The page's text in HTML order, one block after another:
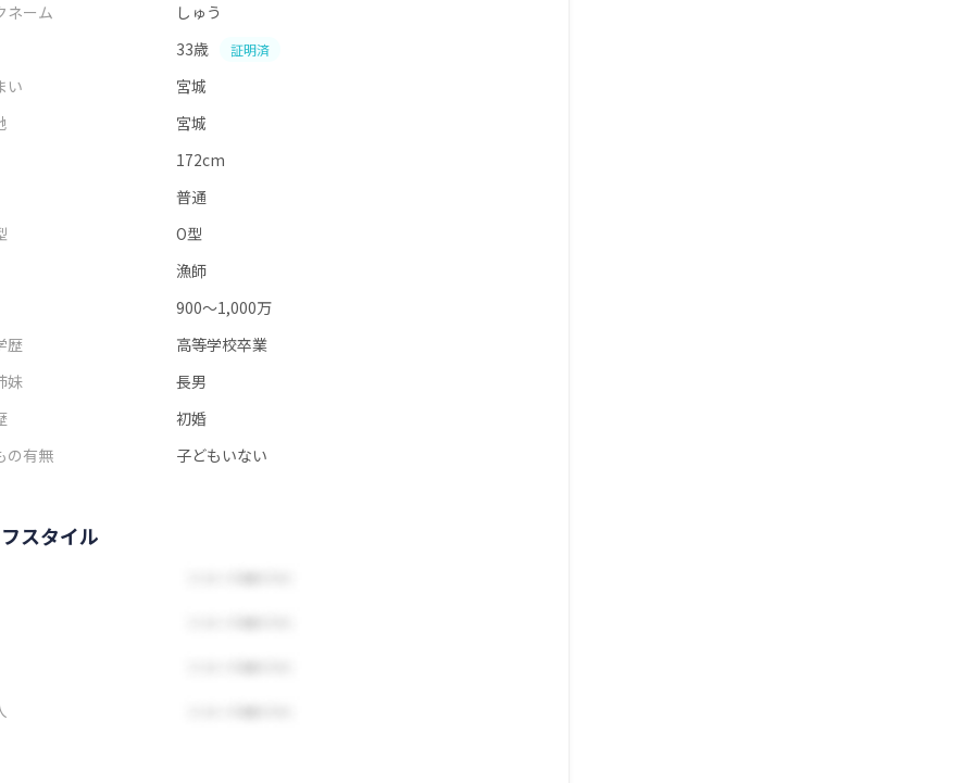
ネーム
しゅう
33歳
証明済
い
宮城
宮城
172cm
普通
O型
漁師
900～1,000万
歴
高等学校卒業
妹
長男
初婚
の有無
子どもいない
スタイル